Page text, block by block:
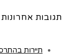
תגובות אחרונות
תיירות